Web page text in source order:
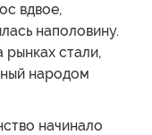
вдвое,
наполовину.
рынках стали,
народом
начинало